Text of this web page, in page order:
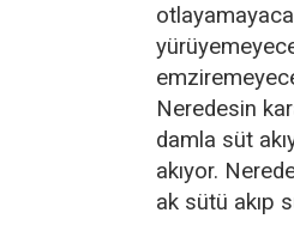
Neredesin
damla süt
akıyor.
ak sütü akıp